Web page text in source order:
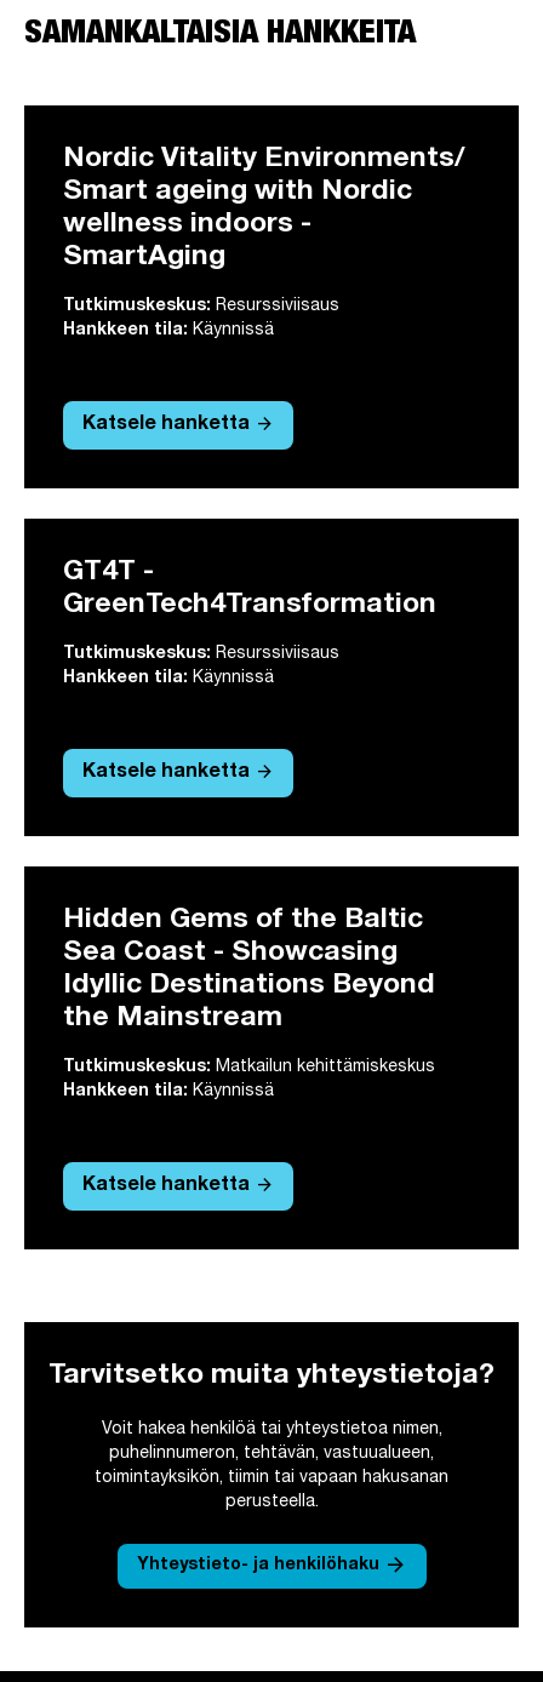
SAMANKALTAISIA HANKKEITA
Nordic Vitality Environments/
Smart ageing with Nordic
wellness indoors -
SmartAging
Tutkimuskeskus: Resurssiviisaus
Hankkeen tila: Käynnissä
Katsele hanketta arrow_forward
GT4T -
GreenTech4Transformation
Tutkimuskeskus: Resurssiviisaus
Hankkeen tila: Käynnissä
Katsele hanketta arrow_forward
Hidden Gems of the Baltic
Sea Coast - Showcasing
Idyllic Destinations Beyond
the Mainstream
Tutkimuskeskus: Matkailun kehittämiskeskus
Hankkeen tila: Käynnissä
Katsele hanketta arrow_forward
Tarvitsetko muita yhteystietoja?
Voit hakea henkilöä tai yhteystietoa nimen,
puhelinnumeron, tehtävän, vastuualueen,
toimintayksikön, tiimin tai vapaan hakusanan
perusteella.
Yhteystieto- ja henkilöhaku arrow_forward